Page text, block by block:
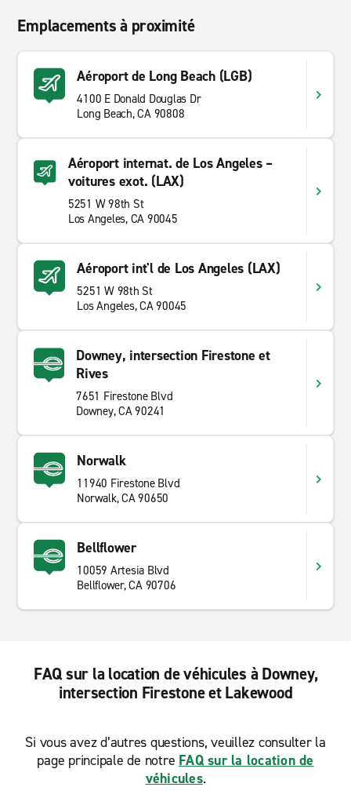
Emplacements à proximité
Aéroport de Long Beach (LGB)
4100 E Donald Douglas Dr
Long Beach, CA 90808
Aéroport internat. de Los Angeles –
voitures exot. (LAX)
5251 W 98th St
Los Angeles, CA 90045
Aéroport int'l de Los Angeles (LAX)
5251 W 98th St
Los Angeles, CA 90045
Downey, intersection Firestone et
Rives
7651 Firestone Blvd
Downey, CA 90241
Norwalk
11940 Firestone Blvd
Norwalk, CA 90650
Bellflower
10059 Artesia Blvd
Bellflower, CA 90706
FAQ sur la location de véhicules à Downey,
intersection Firestone et Lakewood
Si vous avez d’autres questions, veuillez consulter la
page principale de notre FAQ sur la location de
véhicules.